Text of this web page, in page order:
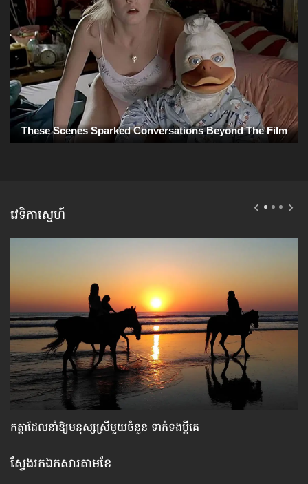
វេទិកាស្នេហ៍
កត្តា​ដែលនាំឱ្យ​មនុស្សស្រី​មួយចំនួន ទាក់ទង​ប្តីគេ
ស្វែងរកឯកសារតាមខែ